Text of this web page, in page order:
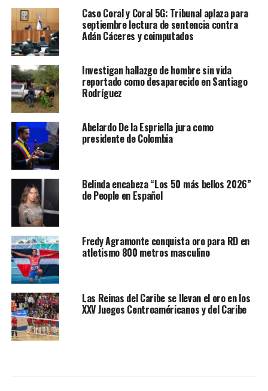
Caso Coral y Coral 5G: Tribunal aplaza para
septiembre lectura de sentencia contra
Adán Cáceres y coimputados
Investigan hallazgo de hombre sin vida
reportado como desaparecido en Santiago
Rodríguez
Abelardo De la Espriella jura como
presidente de Colombia
Belinda encabeza “Los 50 más bellos 2026”
de People en Español
Fredy Agramonte conquista oro para RD en
atletismo 800 metros masculino
Las Reinas del Caribe se llevan el oro en los
XXV Juegos Centroaméricanos y del Caribe